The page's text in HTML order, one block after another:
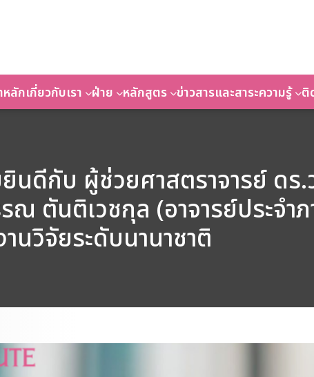
หลักเกี่ยวกับเรา ฝ่าย หลักสูตร ข่าวสารและสาระความรู้ ติ
นดีกับ ผู้ช่วยศาสตราจารย์ ด
ณ ตันติเวชกุล (อาจารย์ประจำ
นวิจัยระดับนานาชาติ